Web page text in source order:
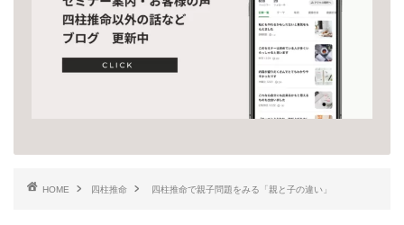
HOME 四柱推命 四柱推命で親子問題をみる「親と子の違い」